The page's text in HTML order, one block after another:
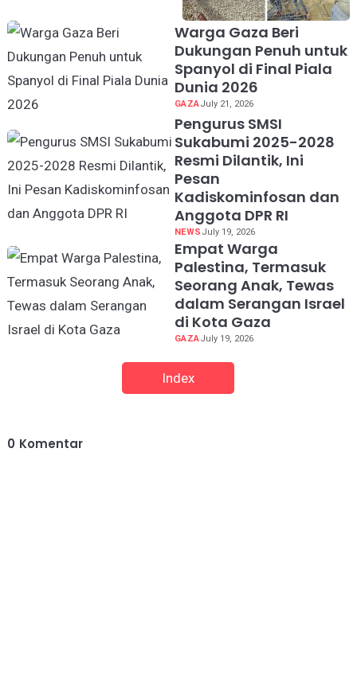
Warga Gaza Beri
Dukungan Penuh untuk
Spanyol di Final Piala
Dunia 2026
GAZAJuly 21, 2026
Pengurus SMSI
Sukabumi 2025-2028
Resmi Dilantik, Ini
Pesan
Kadiskominfosan dan
Anggota DPR RI
NEWS July 19, 2026
Empat Warga
Palestina, Termasuk
Seorang Anak, Tewas
dalam Serangan Israel
di Kota Gaza
GAZAJuly 19, 2026
Index
0 Komentar